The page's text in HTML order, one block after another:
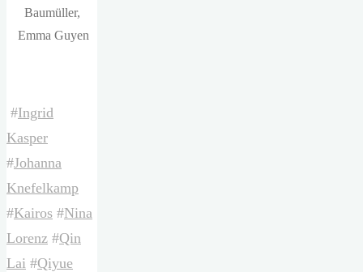
Baumüller,
Emma Guyen
#Ingrid
Kasper
#Johanna
Knefelkamp
#Kairos #Nina
Lorenz #Qin
Lai #Qiyue